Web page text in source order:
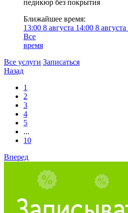
педикюр без покрытия
Ближайшее время:
13:00 8 августа 14:00 8 августа
Все
время
Все услуги Записаться
Назад
1
2
3
4
5
...
10
Вперед